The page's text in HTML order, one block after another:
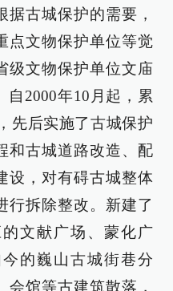
古城保护的需要，
点文物保护单位等觉
级文物保护单位文庙
自2000年10月起，累
先后实施了古城保护
和古城道路改造、配
设，对有碍古城整体
行拆除整改。新建了
文献广场、蒙化广
的巍山古城街巷分
会馆等古建筑散落，